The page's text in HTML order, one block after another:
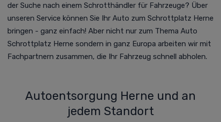
der Suche nach einem Schrotthändler für Fahrzeuge? Über
unseren Service können Sie Ihr Auto zum Schrottplatz Herne
bringen - ganz einfach! Aber nicht nur zum Thema Auto
Schrottplatz Herne sondern in ganz Europa arbeiten wir mit
Fachpartnern zusammen, die Ihr Fahrzeug schnell abholen.
Autoentsorgung Herne und an
jedem Standort